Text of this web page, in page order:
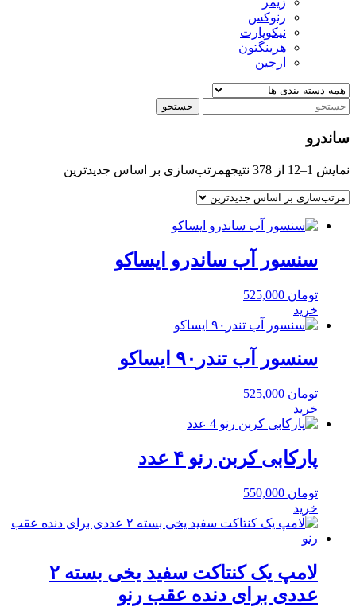
رنوکس
نیکوپارت
هرینگتون
ارجین
جستجو
ساندرو
نمایش 1–12 از 378 نتیجه مرتب‌سازی بر اساس جدیدترین
سنسور آب ساندرو ایساکو
تومان
خرید
سنسور آب تندر۹۰ ایساکو
تومان
خرید
پارکابی کربن رنو ۴ عدد
تومان
خرید
لامپ یک کنتاکت سفید یخی بسته ۲
عددی برای دنده عقب رنو